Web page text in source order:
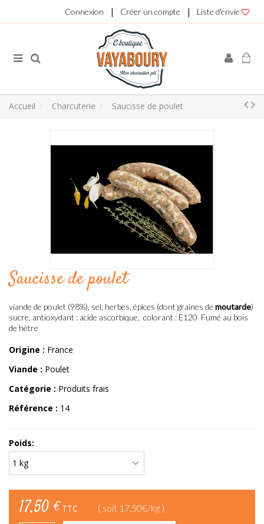
Liste d'envie
|
Créer un compte
|
Connexion
Accueil Charcuterie Saucisse de poulet
Saucisse de poulet
viande de poulet (98%), sel, herbes, épices (dont graines de moutarde)
sucre, antioxydant : acide ascorbique, colorant : E120 Fumé au bois
de hètre
Origine : France
Viande : Poulet
Catégorie : Produits frais
Référence : 14
Poids:
17,50 € TTC ( soit 17.50€/kg )